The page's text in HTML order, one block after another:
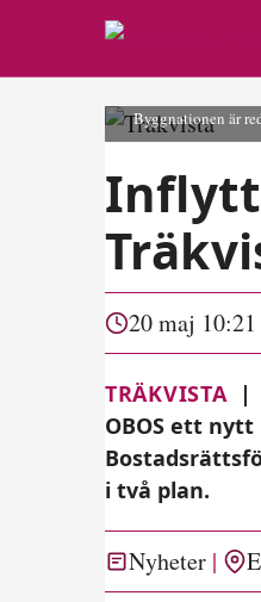
Byggnationen är
20 maj 10:21
TRÄKVISTA |
OBOS ett
i två plan.
Nyheter